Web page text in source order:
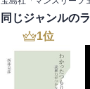
同じジャンルの
1位